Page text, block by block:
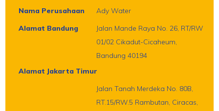
Nama Perusahaan
Ady Water
Alamat Bandung
Jalan Mande Raya No. 26, RT/RW
01/02 Cikadut-Cicaheum,
Bandung 40194
Alamat Jakarta Timur
Jalan Tanah Merdeka No. 80B,
RT.15/RW.5 Rambutan, Ciracas,